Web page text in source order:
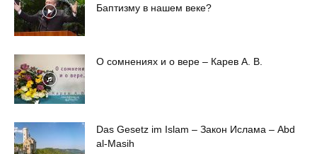
Баптизму в нашем веке?
О сомнениях и о вере – Карев А. В.
Das Gesetz im Islam – Закон Ислама – Abd
al-Masih